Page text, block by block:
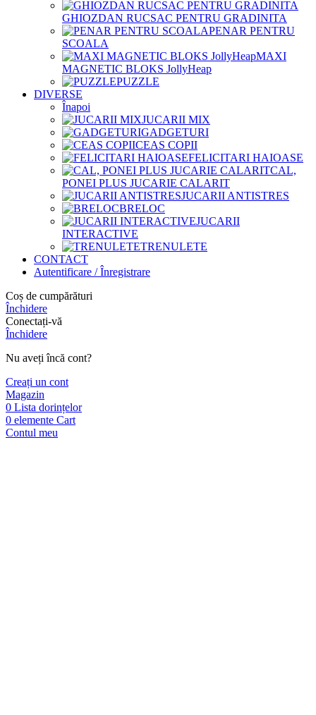
GHIOZDAN RUCSAC PENTRU GRADINITA
PENAR PENTRU
SCOALA
MAXI
MAGNETIC BLOKS JollyHeap
PUZZLE
DIVERSE
Înapoi
JUCARII MIX
GADGETURI
CEAS COPII
FELICITARI HAIOASE
CAL,
PONEI PLUS JUCARIE CALARIT
JUCARII ANTISTRES
BRELOC
JUCARII
INTERACTIVE
TRENULETE
CONTACT
Autentificare / Înregistrare
Coș de cumpărături
Închidere
Conectați-vă
Închidere
Nu aveți încă cont?
Creați un cont
Magazin
0 Lista dorințelor
0 elemente Cart
Contul meu